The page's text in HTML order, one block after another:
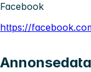
Facebook
https://
Annonsedata